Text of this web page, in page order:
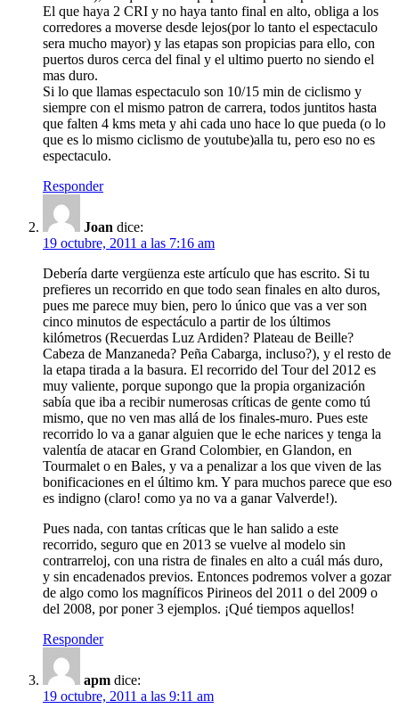
El que haya 2 CRI y no haya tanto final en alto, obliga a los
corredores a moverse desde lejos(por lo tanto el espectaculo
sera mucho mayor) y las etapas son propicias para ello, con
puertos duros cerca del final y el ultimo puerto no siendo el
mas duro.
Si lo que llamas espectaculo son 10/15 min de ciclismo y
siempre con el mismo patron de carrera, todos juntitos hasta
que falten 4 kms meta y ahi cada uno hace lo que pueda (o lo
que es lo mismo ciclismo de youtube)alla tu, pero eso no es
espectaculo.
Responder
Joan dice:
19 octubre, 2011 a las 7:16 am
Debería darte vergüenza este artículo que has escrito. Si tu
prefieres un recorrido en que todo sean finales en alto duros,
pues me parece muy bien, pero lo único que vas a ver son
cinco minutos de espectáculo a partir de los últimos
kilómetros (Recuerdas Luz Ardiden? Plateau de Beille?
Cabeza de Manzaneda? Peña Cabarga, incluso?), y el resto de
la etapa tirada a la basura. El recorrido del Tour del 2012 es
muy valiente, porque supongo que la propia organización
sabía que iba a recibir numerosas críticas de gente como tú
mismo, que no ven mas allá de los finales-muro. Pues este
recorrido lo va a ganar alguien que le eche narices y tenga la
valentía de atacar en Grand Colombier, en Glandon, en
Tourmalet o en Bales, y va a penalizar a los que viven de las
bonificaciones en el último km. Y para muchos parece que eso
es indigno (claro! como ya no va a ganar Valverde!).
Pues nada, con tantas críticas que le han salido a este
recorrido, seguro que en 2013 se vuelve al modelo sin
contrarreloj, con una ristra de finales en alto a cuál más duro,
y sin encadenados previos. Entonces podremos volver a gozar
de algo como los magníficos Pirineos del 2011 o del 2009 o
del 2008, por poner 3 ejemplos. ¡Qué tiempos aquellos!
Responder
apm dice:
19 octubre, 2011 a las 9:11 am